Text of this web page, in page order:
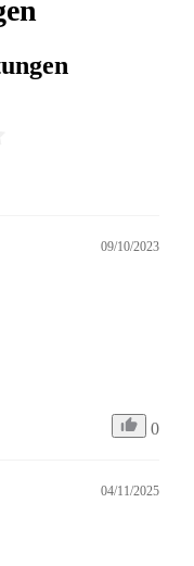
09/10/2023
0
04/11/2025